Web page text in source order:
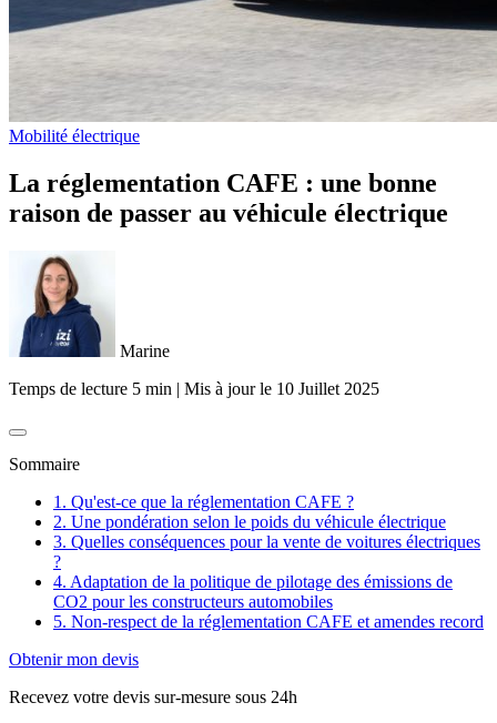
Mobilité électrique
La réglementation CAFE : une bonne
raison de passer au véhicule électrique
Marine
Temps de lecture 5 min | Mis à jour le 10 Juillet 2025
Sommaire
1. Qu'est-ce que la réglementation CAFE ?
2. Une pondération selon le poids du véhicule électrique
3. Quelles conséquences pour la vente de voitures électriques
?
4. Adaptation de la politique de pilotage des émissions de
CO2 pour les constructeurs automobiles
5. Non-respect de la réglementation CAFE et amendes record
Obtenir mon devis
Recevez votre devis sur-mesure sous 24h